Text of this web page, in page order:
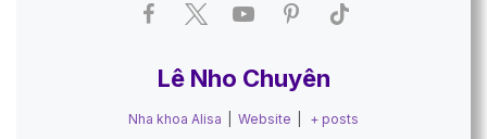
Lê Nho Chuyên
Nha khoa Alisa Website + posts